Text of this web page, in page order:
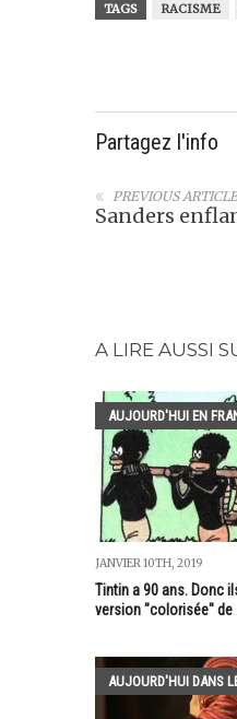
TAGS RACISME
Partagez l'info
PREVIOUS ARTICLE
Sanders
A LIRE AUSSI
AUJOURD'HUI EN
JANVIER 10TH, 2019
Tintin a 90 ans. Donc
version "colorisée" de
AUJOURD'HUI DANS